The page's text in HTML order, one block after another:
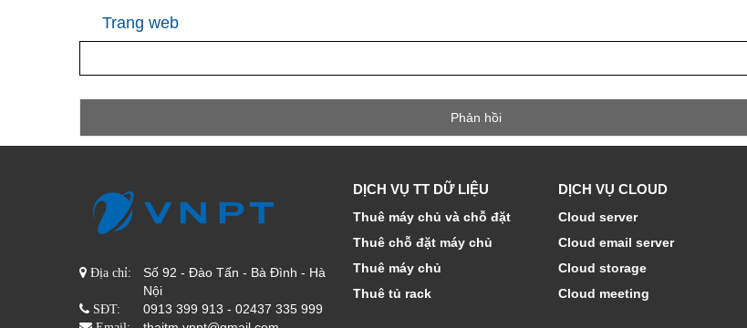
Trang web
Địa chỉ:
Số 92 - Đào Tấn - Bà Đình - Hà
Nội
SĐT: 0913 399 913 - 02437 335 999
DỊCH VỤ TT DỮ LIỆU
Thuê máy chủ và chỗ đặt
Thuê chỗ đặt máy chủ
Thuê máy chủ
Thuê tủ rack
DỊCH VỤ CLOUD
Cloud server
Cloud email server
Cloud storage
Cloud meeting